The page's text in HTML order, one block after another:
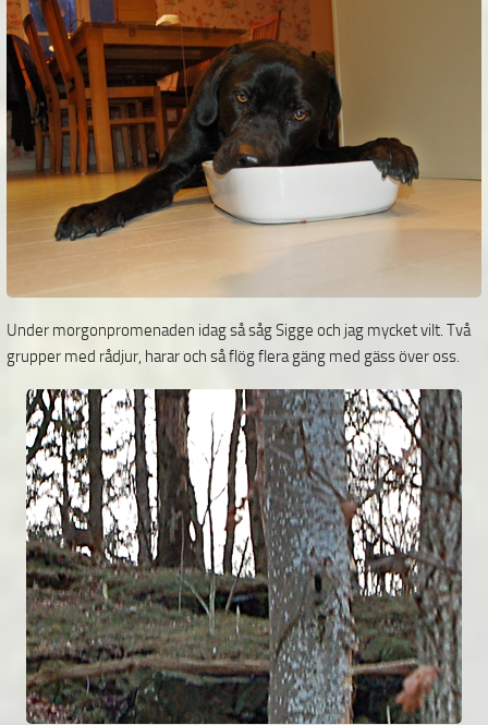
Under morgonpromenaden idag så såg Sigge och jag mycket vilt. Två
grupper med rådjur, harar och så flög flera gäng med gäss över oss.